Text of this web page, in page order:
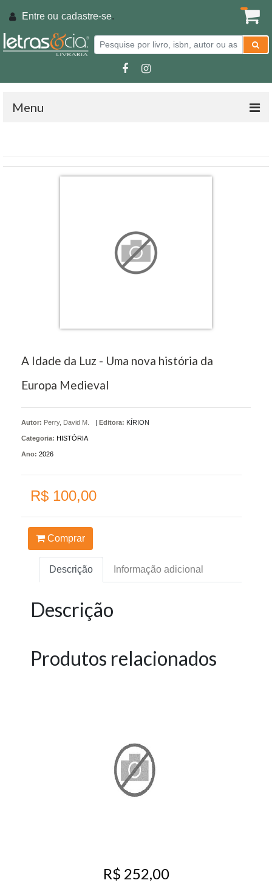
Entre ou cadastre-se.
Menu
A Idade da Luz - Uma nova história da
Europa Medieval
Autor: Perry, David M. | Editora: KÍRION
Categoria: HISTÓRIA
Ano: 2026
R$ 100,00
Comprar
Descrição Informação adicional
Descrição
Produtos relacionados
R$ 252,00